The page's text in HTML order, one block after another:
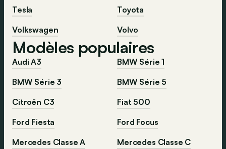
Tesla
Toyota
Volkswagen
Volvo
Modèles populaires
Audi A3
BMW Série 1
BMW Série 3
BMW Série 5
Citroën C3
Fiat 500
Ford Fiesta
Ford Focus
Mercedes Classe A
Mercedes Classe C